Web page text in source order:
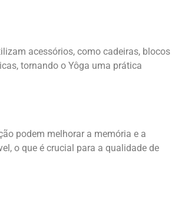
acessórios, como cadeiras, blocos
tornando o Yôga uma prática
podem melhorar a memória e a
o que é crucial para a qualidade de